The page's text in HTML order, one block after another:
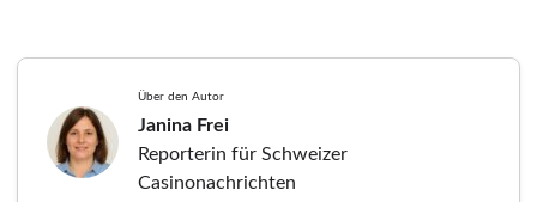
Über den Autor
Janina Frei
Reporterin für Schweizer
Casinonachrichten